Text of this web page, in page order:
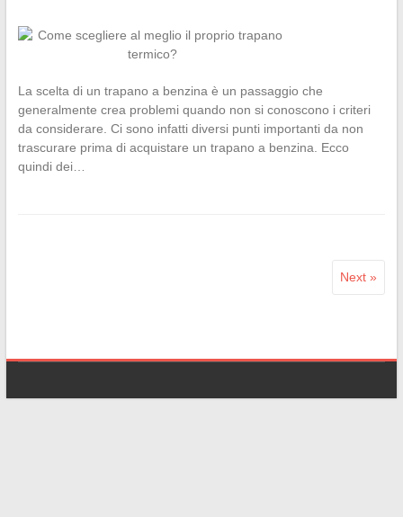
La scelta di un trapano a benzina è un passaggio che
generalmente crea problemi quando non si conoscono i criteri
da considerare. Ci sono infatti diversi punti importanti da non
trascurare prima di acquistare un trapano a benzina. Ecco
quindi dei…
Next »